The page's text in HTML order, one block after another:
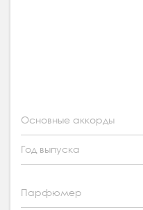
Основные аккорды
Год выпуска
Парфюмер